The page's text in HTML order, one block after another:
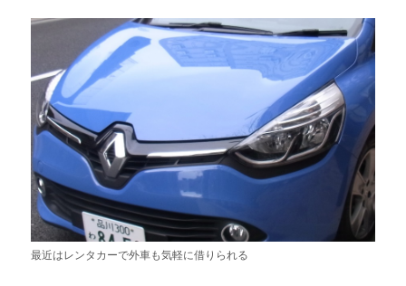
最近はレンタカーで外車も気軽に借りられる